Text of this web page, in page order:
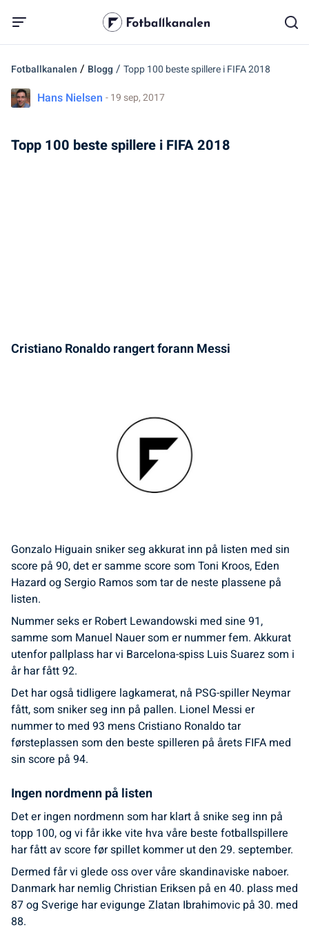
Fotballkanalen / Blogg / Topp 100 beste spillere i FIFA 2018
Hans Nielsen - 19 sep, 2017
Topp 100 beste spillere i FIFA 2018
Cristiano Ronaldo rangert forann Messi
Gonzalo Higuain sniker seg akkurat inn på listen med sin
score på 90, det er samme score som Toni Kroos, Eden
Hazard og Sergio Ramos som tar de neste plassene på
listen.
Nummer seks er Robert Lewandowski med sine 91,
samme som Manuel Nauer som er nummer fem. Akkurat
utenfor pallplass har vi Barcelona-spiss Luis Suarez som i
år har fått 92.
Det har også tidligere lagkamerat, nå PSG-spiller Neymar
fått, som sniker seg inn på pallen. Lionel Messi er
nummer to med 93 mens Cristiano Ronaldo tar
førsteplassen som den beste spilleren på årets FIFA med
sin score på 94.
Ingen nordmenn på listen
Det er ingen nordmenn som har klart å snike seg inn på
topp 100, og vi får ikke vite hva våre beste fotballspillere
har fått av score før spillet kommer ut den 29. september.
Dermed får vi glede oss over våre skandinaviske naboer.
Danmark har nemlig Christian Eriksen på en 40. plass med
87 og Sverige har evigunge Zlatan Ibrahimovic på 30. med
88.